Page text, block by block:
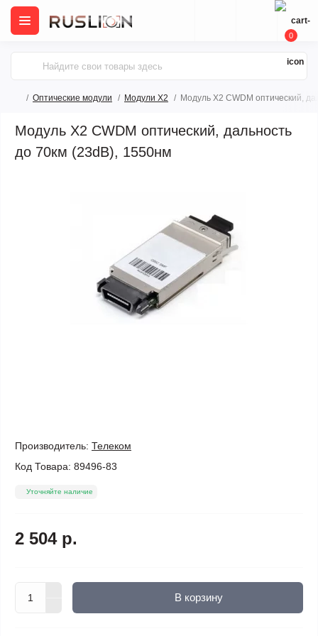
0
Оптические модули Модули X2 Модуль X2 CWDM оптический,
Модуль X2 CWDM оптический, дальность
до 70км (23dB), 1550нм
Производитель: Телеком
Код Товара: 89496-83
Уточняйте наличие
2 504 р.
В корзину